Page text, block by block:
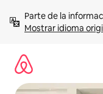
contenidoMostrar idioma